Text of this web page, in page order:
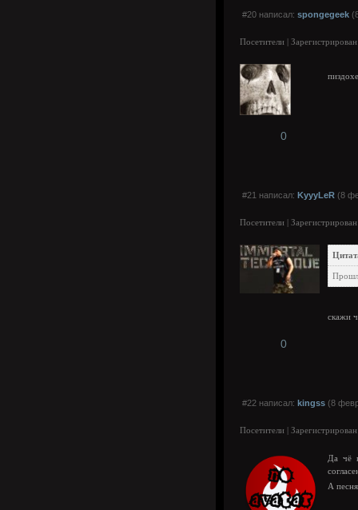
#20 написал: spongegeek
Посетители |
0
#21 написал: KyyyLeR (8
Посетители |
скажи
0
#22 написал: kingss (8
Посетители |
Да чё
А